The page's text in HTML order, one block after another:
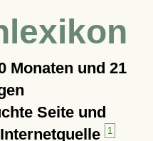
Monaten und 21
Seite und
1